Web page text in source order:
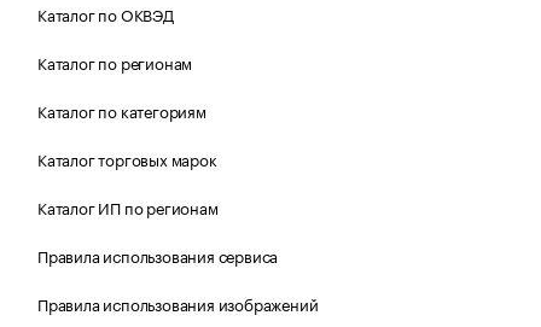
Каталог по ОКВЭД
Каталог по регионам
Каталог по категориям
Каталог торговых марок
Каталог ИП по регионам
Правила использования сервиса
Правила использования изображений